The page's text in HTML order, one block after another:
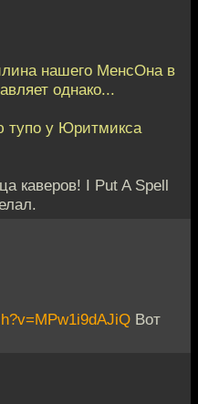
нашего МенсОна в
однако...
тупо у Юритмикса
каверов! I Put A Spell
Вот